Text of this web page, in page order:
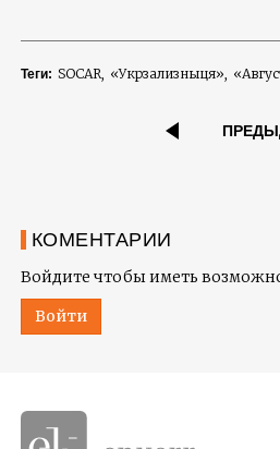
Теги: SOCAR «Укрзализныця»
КОМЕНТАРИИ
Войдите чтобы иметь
Войти